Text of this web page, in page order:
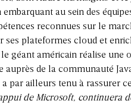
au sein des
reconnues sur le
ses plateformes cloud et
géant américain réalise
auprès de la communauté
par ailleurs tenu à rassurer
de Microsoft, continuera